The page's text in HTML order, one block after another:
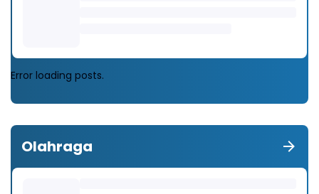
Error loading posts.
Olahraga